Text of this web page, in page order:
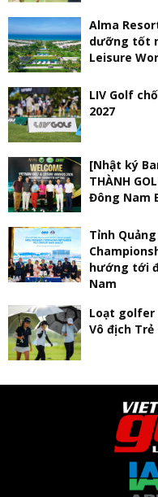
Alma
dưỡng tốt
Leisure
LIV Golf
2027
[Nhật ký
THÀNH
Đông Nam
Tỉnh
hướng tới
Nam
Loạt golfer
Vô địch Trẻ